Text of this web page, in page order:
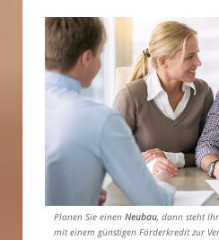
Planen Sie einen Neubau , dann steht
mit einem günstigen Förderkredit zur